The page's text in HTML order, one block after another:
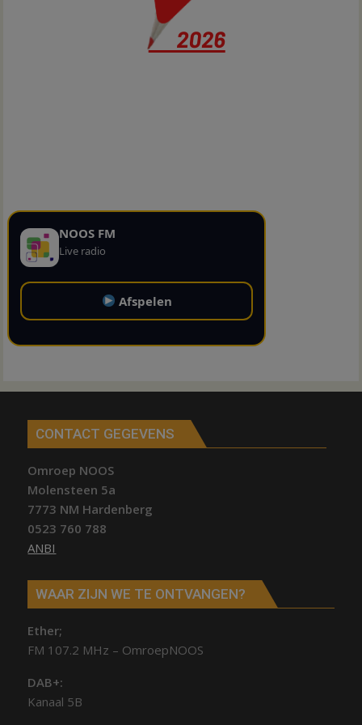
NOOS FM
Live radio
Afspelen
CONTACT GEGEVENS
Omroep NOOS
Molensteen 5a
7773 NM Hardenberg
0523 760 788
ANBI
WAAR ZIJN WE TE ONTVANGEN?
Ether;
FM 107.2 MHz – OmroepNOOS
DAB+:
Kanaal 5B